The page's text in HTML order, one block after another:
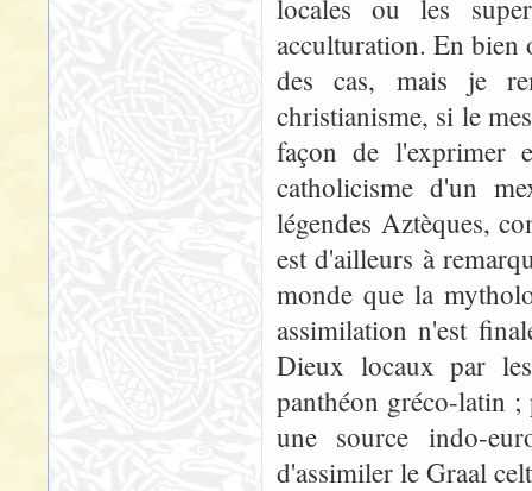
locales ou les
acculturation. En bien
des cas, mais je
christianisme, si le
façon de l'exprimer
catholicisme d'un
légendes Aztèques,
est d'ailleurs à
monde que la
assimilation n'est
Dieux locaux par
panthéon gréco-latin
une source indo-
d'assimiler le Graal